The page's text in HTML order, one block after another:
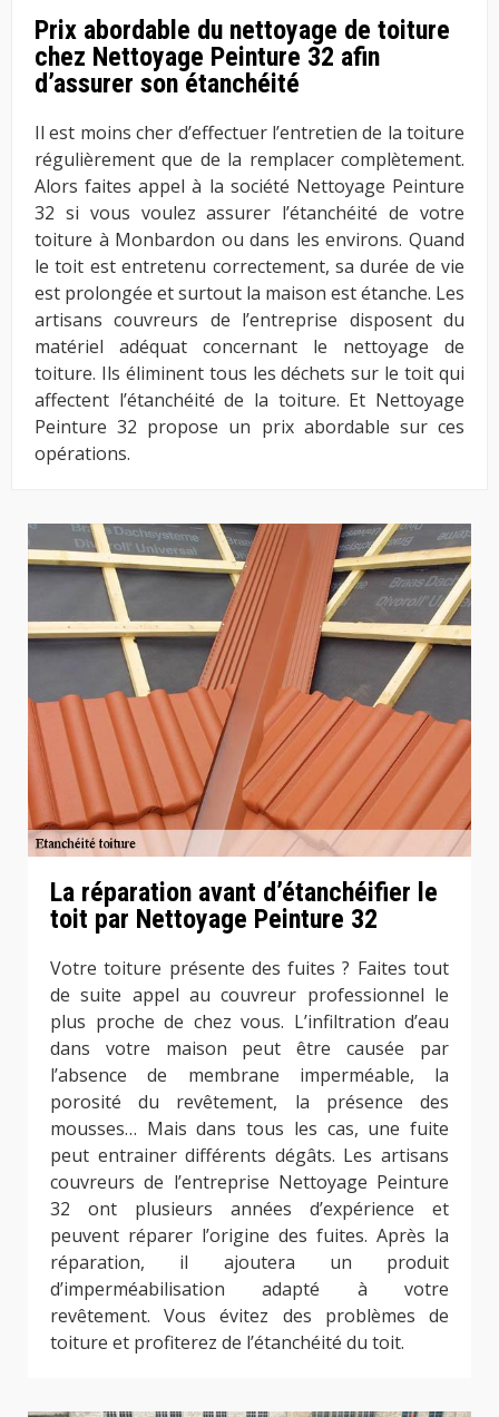
Prix abordable du nettoyage de toiture
chez Nettoyage Peinture 32 afin
d’assurer son étanchéité
Il est moins cher d’effectuer l’entretien de la toiture
régulièrement que de la remplacer complètement.
Alors faites appel à la société Nettoyage Peinture
32 si vous voulez assurer l’étanchéité de votre
toiture à Monbardon ou dans les environs. Quand
le toit est entretenu correctement, sa durée de vie
est prolongée et surtout la maison est étanche. Les
artisans couvreurs de l’entreprise disposent du
matériel adéquat concernant le nettoyage de
toiture. Ils éliminent tous les déchets sur le toit qui
affectent l’étanchéité de la toiture. Et Nettoyage
Peinture 32 propose un prix abordable sur ces
opérations.
La réparation avant d’étanchéifier le
toit par Nettoyage Peinture 32
Votre toiture présente des fuites ? Faites tout
de suite appel au couvreur professionnel le
plus proche de chez vous. L’infiltration d’eau
dans votre maison peut être causée par
l’absence de membrane imperméable, la
porosité du revêtement, la présence des
mousses… Mais dans tous les cas, une fuite
peut entrainer différents dégâts. Les artisans
couvreurs de l’entreprise Nettoyage Peinture
32 ont plusieurs années d’expérience et
peuvent réparer l’origine des fuites. Après la
réparation, il ajoutera un produit
d’imperméabilisation adapté à votre
revêtement. Vous évitez des problèmes de
toiture et profiterez de l’étanchéité du toit.